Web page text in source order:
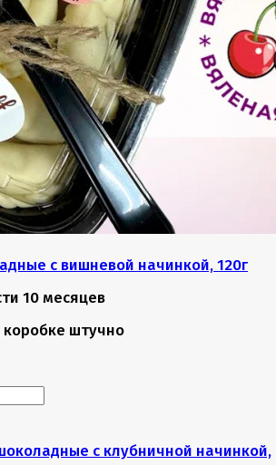
с вишневой начинкой, 120г
10 месяцев
штучно